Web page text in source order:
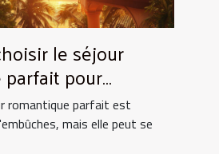
le séjour
pour
partenaire
romantique parfait est
mais elle peut se